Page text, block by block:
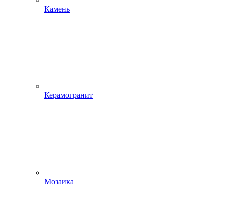
Камень
Керамогранит
Мозаика